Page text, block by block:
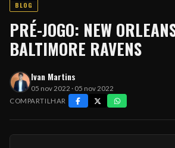
HOME
PODCAST
COLUNA DO ZÉ
BLOG
PRÉ-JOGO: NEW
BALTIMORE RAVENS
Ivan Martins
05 nov 2022 · 05 nov 2022
COMPARTILHAR